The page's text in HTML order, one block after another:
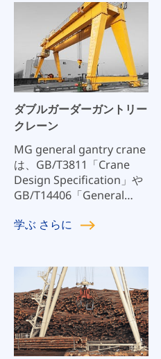
て設計・製造されていま
す。高速道路、橋梁ヤー
ド、橋梁架設などの場所に
適しています。回収装置
は、フック、スプレッダ
ー、ピン型可動滑車などが
あります。ガントリークレ
ーンのフレームは、リジッ
ドレッグとフレキシブルレ
ッグの支持構造を持つAタ
イプで、全体の柔軟性を高
め、ガントリーフレームの
耐荷重を向上させていま
ダブルガーダーガントリー
クレーン
MG general gantry crane
は、GB/T3811「Crane
Design Specification」や
GB/T14406「General
家規格や業界規格に基づい
屋内または屋外での作業に
適しており、資材の吊り上
げや、機器の設置・メンテ
ナンスに使用されます。ク
レーンは、ガントリー鉄骨
構造、トロリー、クレーン
学ぶ さらに